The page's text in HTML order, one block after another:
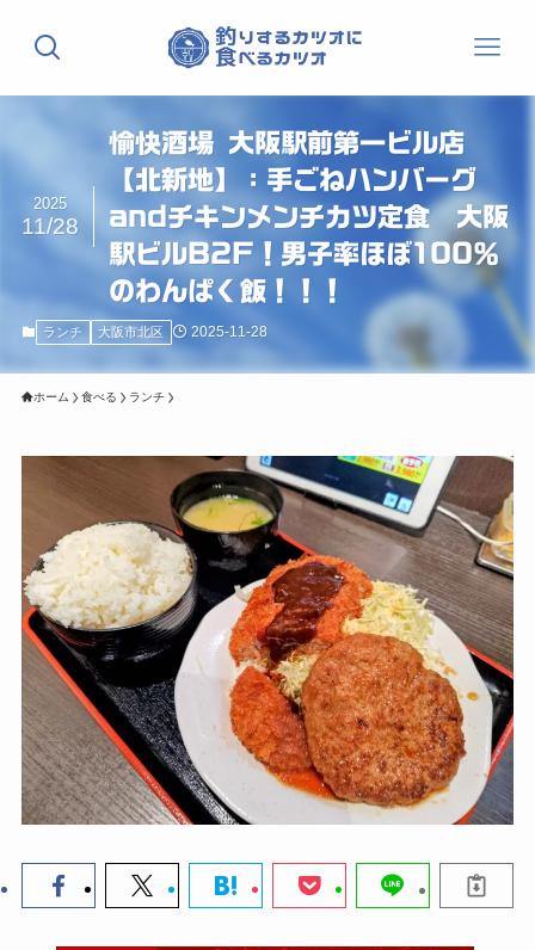
愉快酒場 大阪駅前第一ビル店
【北新地】：手ごねハンバーグ
andチキンメンチカツ定食 大阪
駅ビルB2F！男子率ほぼ100％
のわんぱく飯！！！
2025
11/28
ランチ 大阪市北区 2025-11-28
ホーム 食べる ランチ